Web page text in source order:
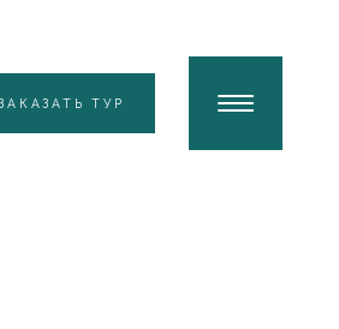
ТУР